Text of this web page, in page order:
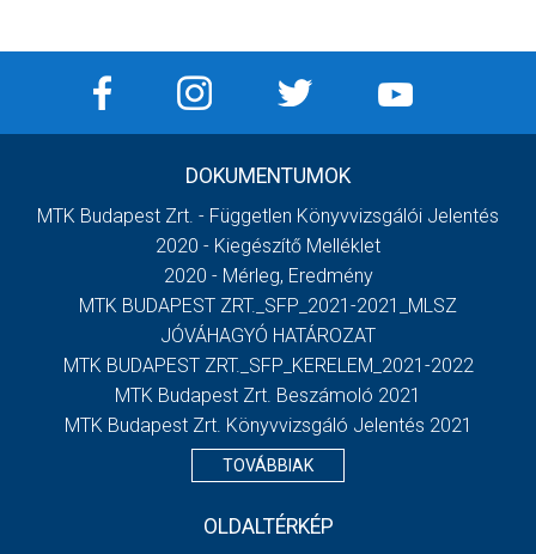
DOKUMENTUMOK
MTK Budapest Zrt. - Független Könyvvizsgálói Jelentés
2020 - Kiegészítő Melléklet
2020 - Mérleg, Eredmény
MTK BUDAPEST ZRT._SFP_2021-2021_MLSZ
JÓVÁHAGYÓ HATÁROZAT
MTK BUDAPEST ZRT._SFP_KERELEM_2021-2022
MTK Budapest Zrt. Beszámoló 2021
MTK Budapest Zrt. Könyvvizsgáló Jelentés 2021
TOVÁBBIAK
OLDALTÉRKÉP